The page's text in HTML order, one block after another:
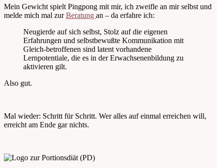
Mein Gewicht spielt Pingpong mit mir, ich zweifle an mir selbst und
melde mich mal zurBeratung an – da erfahre ich:
Neugierde auf sich selbst, Stolz auf die eigenen
Erfahrungen und selbstbewußte Kommunikation mit
Gleich-betroffenen sind latent vorhandene
Lernpotentiale, die es in der Erwachsenenbildung zu
aktivieren gilt.
Also gut.
Mal wieder: Schritt für Schritt. Wer alles auf einmal erreichen will,
erreicht am Ende gar nichts.